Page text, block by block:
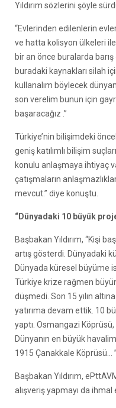
Yıldırım sözlerini şöyle
“Evlerinden edilenlerin
ve hatta kolisyon ülkeleri
bir an önce buralarda
buradaki kaynakları silah
kullanalım böylecek
son verelim bunun için
başaracağız .”
Türkiye’nin bilişimdeki
geniş katılımlı bilişim
konulu anlaşmaya ihtiyaç
çatışmaların
mevcut.” diye konuştu.
“Dünyadaki 10 büyük
Başbakan Yıldırım, “Kişi
artış gösterdi. Dünyadaki
Dünyada küresel büyüme
Türkiye krize rağmen
düşmedi. Son 15 yılın
yatırıma devam ettik. 10
yaptı. Osmangazi
Dünyanın en büyük
1915 Çanakkale Köprüsü…
Başbakan Yıldırım,
alışveriş yapmayı da ihmal